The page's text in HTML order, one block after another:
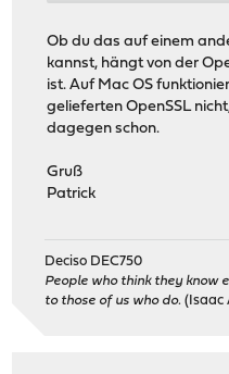
Ob du das auf einem
kannst, hängt von der
ist. Auf Mac OS
gelieferten OpenSSL
dagegen schon.
Gruß
Patrick
Deciso DEC750
People who think they know
to those of us who do. (Isaac